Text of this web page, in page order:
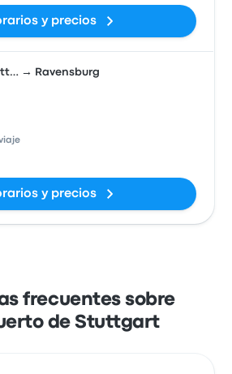
y precios
→ Ravensburg
y precios
frecuentes sobre
de Stuttgart